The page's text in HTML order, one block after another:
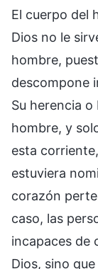
El cuerpo del
Dios no le
hombre,
descompone
Su herencia o
hombre, y
esta
estuviera
corazón
caso, las
incapaces de
Dios, sino